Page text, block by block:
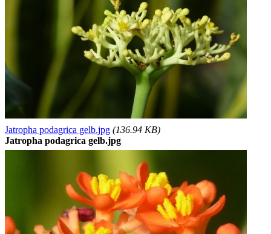
Jatropha podagrica gelb.jpg (136.94 KB)
Jatropha podagrica gelb.jpg